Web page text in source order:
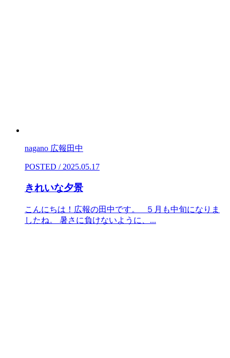
nagano 広報田中
POSTED / 2025.05.17
きれいな夕景
こんにちは！広報の田中です。 ５月も中旬になりま
したね。 暑さに負けないように、...